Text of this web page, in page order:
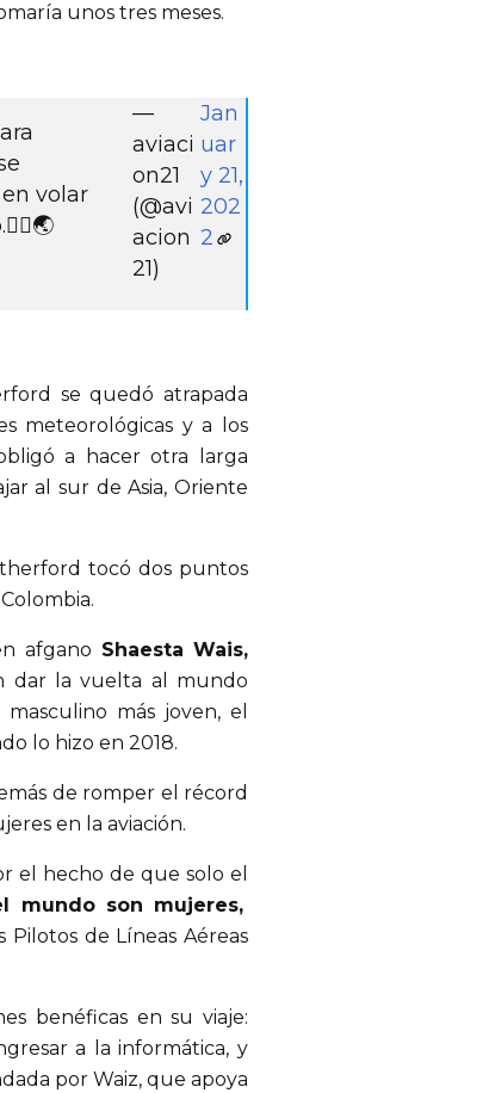
unos tres meses.
volar
—
aviaci
on21
(@avi
acion
21)
Jan
uar
y 21,
202
2
se quedó atrapada
meteorológicas y a los
a hacer otra larga
al sur de Asia, Oriente
tocó dos puntos
afgano Shaesta Wais,
dar la vuelta al mundo
más joven, el
lo hizo en 2018.
de romper el récord
en la aviación.
el hecho de que solo el
mundo son mujeres,
de Líneas Aéreas
benéficas en su viaje:
a la informática, y
por Waiz, que apoya